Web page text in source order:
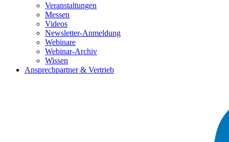
Veranstaltungen
Messen
Videos
Newsletter-Anmeldung
Webinare
Webinar-Archiv
Wissen
Ansprechpartner & Vertrieb